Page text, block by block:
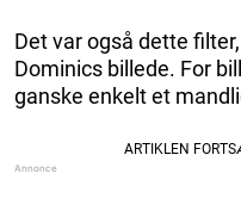
Det var også dette
Dominics billede. For
ganske enkelt et